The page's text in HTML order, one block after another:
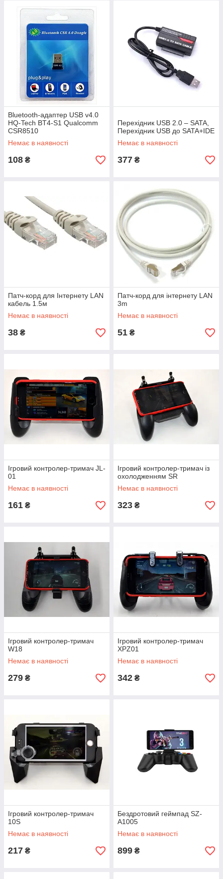
Bluetooth-адаптер USB v4.0
HQ-Tech BT4-S1 Qualcomm
CSR8510
Немає в наявності
108 ₴
Перехідник USB 2.0 – SATA,
Перехідник USB до SATA+IDE
Немає в наявності
377 ₴
Патч-корд для Інтернету LAN
кабель 1.5м
Немає в наявності
38 ₴
Патч-корд для інтернету LAN
3m
Немає в наявності
51 ₴
Ігровий контролер-тримач JL-
01
Немає в наявності
161 ₴
Ігровий контролер-тримач із
охолодженням SR
Немає в наявності
323 ₴
Ігровий контролер-тримач
W18
Немає в наявності
279 ₴
Ігровий контролер-тримач
XPZ01
Немає в наявності
342 ₴
Ігровий контролер-тримач
10S
Немає в наявності
217 ₴
Бездротовий геймпад SZ-
A1005
Немає в наявності
899 ₴